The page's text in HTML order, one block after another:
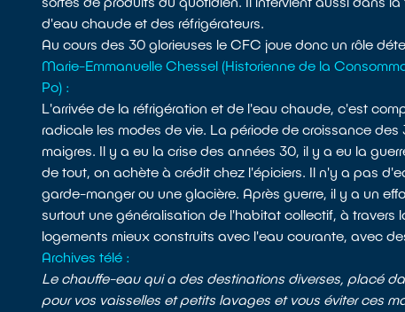
d'eau chaude et des réfrigérateurs.
Au cours des 30 glorieuses le CFC joue donc un rôle
Marie-Emmanuelle Chessel (Historienne de la
Po) :
L'arrivée de la réfrigération et de l'eau chaude, c'est
radicale les modes de vie. La période de croissance
maigres. Il y a eu la crise des années 30, il y a eu la
de tout, on achète à crédit chez l'épiciers. Il n'y a pas
garde-manger ou une glacière. Après guerre, il y a un
surtout une généralisation de l'habitat collectif, à
logements mieux construits avec l'eau courante, avec
Archives télé :
Le chauffe-eau qui a des destinations diverses, placé
pour vos vaisselles et petits lavages et vous éviter ces